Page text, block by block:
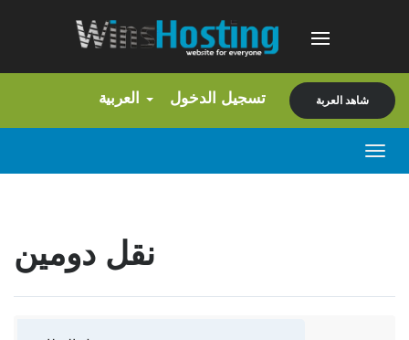
تسجيل الدخول شاهد العربة
نقل دومين